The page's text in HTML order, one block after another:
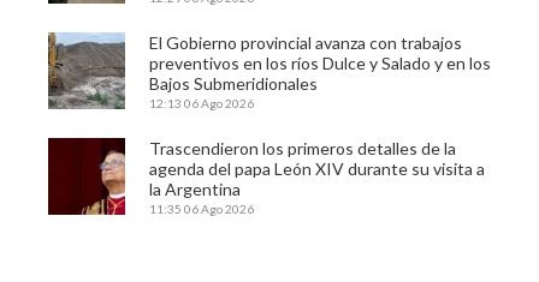
El Gobierno provincial avanza con trabajos
preventivos en los ríos Dulce y Salado y en los
Bajos Submeridionales
12:13 06 Ago 2026
Trascendieron los primeros detalles de la
agenda del papa León XIV durante su visita a
la Argentina
11:35 06 Ago 2026